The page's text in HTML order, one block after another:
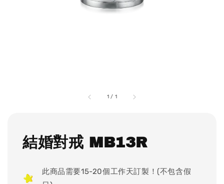
1 / 1
結婚對戒 MB13R
此商品需要15-20個工作天訂製！(不包含假